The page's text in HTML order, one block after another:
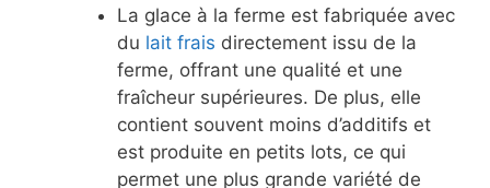
La glace à la ferme est fabriquée avec
du lait frais directement issu de la
ferme, offrant une qualité et une
fraîcheur supérieures. De plus, elle
contient souvent moins d’additifs et
est produite en petits lots, ce qui
permet une plus grande variété de